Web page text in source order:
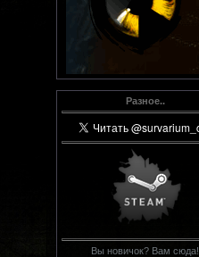
Разное..
Вы новичок? Вам сюда!